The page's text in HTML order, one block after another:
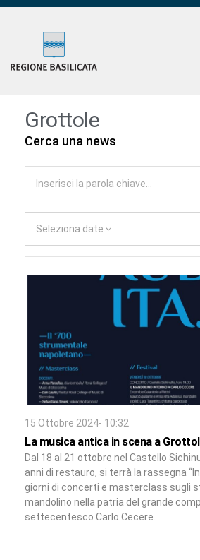
Grottole
Cerca una news
Seleziona date
15 Ottobre 2024- 10:32
La musica antica in scena a
Dal 18 al 21 ottobre nel Castello
anni di restauro, si terrà la rassegna
giorni di concerti e masterclass sugli
mandolino nella patria del grande
settecentesco Carlo Cecere.